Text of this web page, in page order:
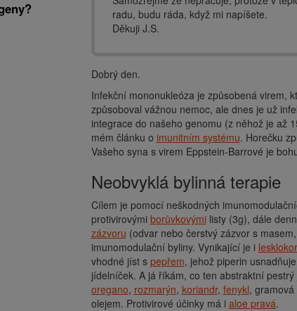
radu, budu ráda, když mi napíšete.
Děkuji J.S.
Dobrý den.
Infekční mononukleóza je způsobená virem,
způsoboval vážnou nemoc, ale dnes je už
integrace do našeho genomu (z něhož je až
mém článku o imunitním systému. Horečku
Vašeho syna s virem Eppstein-Barrové je
Neobvyklá bylinná terapie
Cílem je pomocí neškodných
protivirovými borůvkovýmilisty (3g), dále
zázvoru (odvar nebo čerstvý zázvor s
imunomodulační byliny. Vynikající je i
vhodné jíst s pepřem, jehož piperin
jídelníček. A já říkám, co ten abstraktní
oregano, rozmarýn, koriandr, fenykl,
olejem. Protivirové účinky má i aloe pravá.